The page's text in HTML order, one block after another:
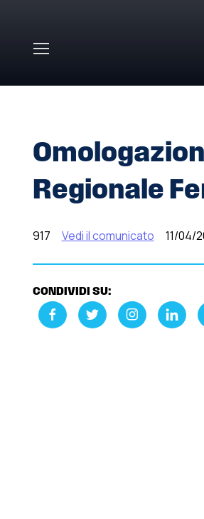
Regionale
917 Vedi il comunicato 11/04/
CONDIVIDI SU: